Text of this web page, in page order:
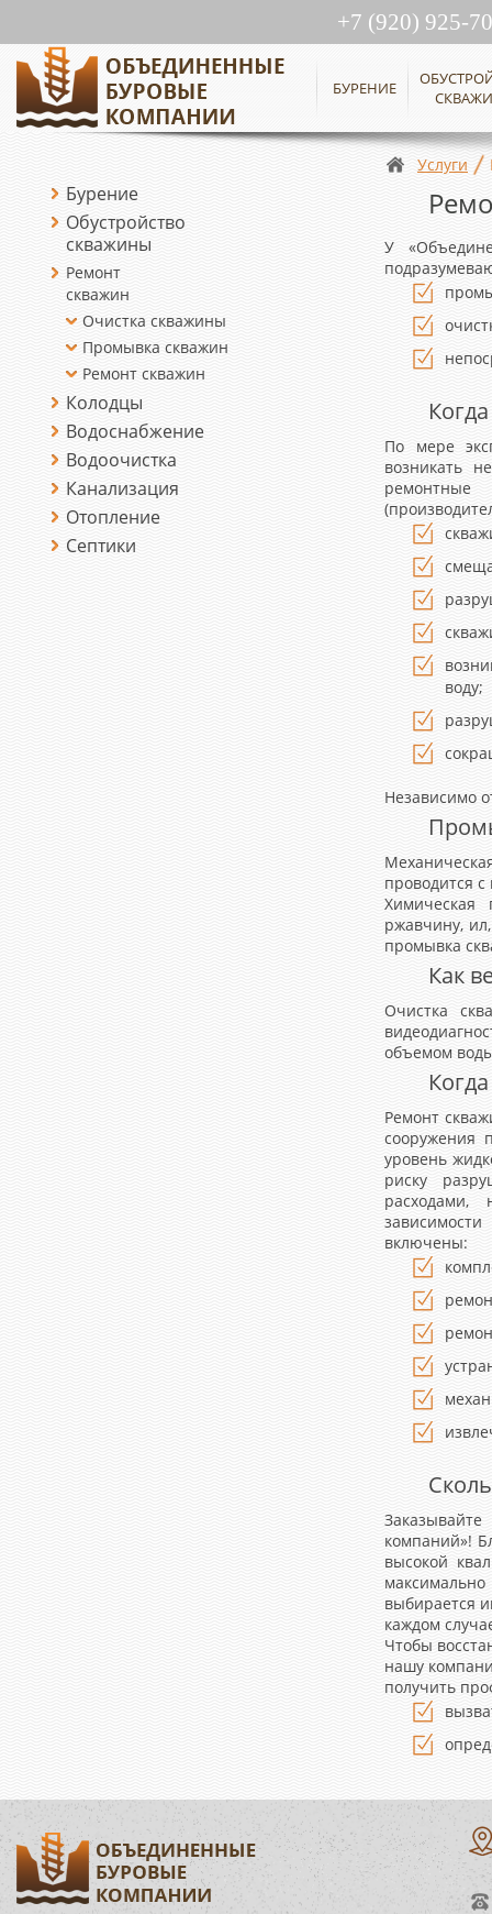
+7 (920) 925-
БУРЕНИЕ
Бурение
Обустройство
скважины
Ремонт
скважин
Очистка скважины
Промывка скважин
Ремонт скважин
Колодцы
Водоснабжение
Водоочистка
Канализация
Отопление
Септики
Услуги
У
По мере
возникать
воду;
Независимо
проводится
Химическая
ржавчину,
промывка
Как
Очистка
объемом
Ремонт
сооружения
уровень
риску
расходами,
включены:
компаний»!
высокой
выбирается
каждом
Чтобы
нашу
получить